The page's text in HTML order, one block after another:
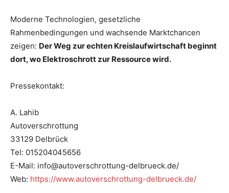
Moderne Technologien, gesetzliche
Rahmenbedingungen und wachsende Marktchancen
zeigen: Der Weg zur echten Kreislaufwirtschaft beginnt
dort, wo Elektroschrott zur Ressource wird.
Pressekontakt:
A. Lahib
Autoverschrottung
33129 Delbrück
Tel: 015204045656
E-Mail: info@autoverschrottung-delbrueck.de/
Web: https://www.autoverschrottung-delbrueck.de/